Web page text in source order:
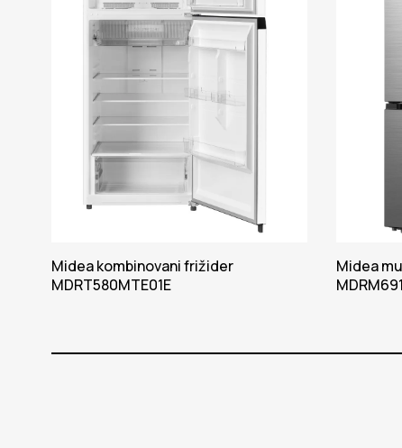
Midea kombinovani frižider
MDRT580MTE01E
Midea